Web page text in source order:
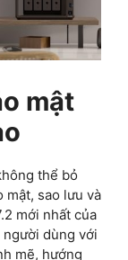
mật
thể bỏ
mật, sao lưu và
mới nhất của
dùng với
mẽ, hướng